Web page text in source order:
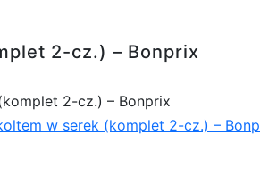
2-cz.) – Bonprix
2-cz.) – Bonprix
w serek (komplet 2-cz.) –